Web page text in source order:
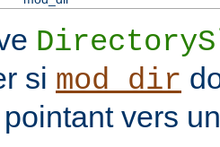
si mod_dir
vers